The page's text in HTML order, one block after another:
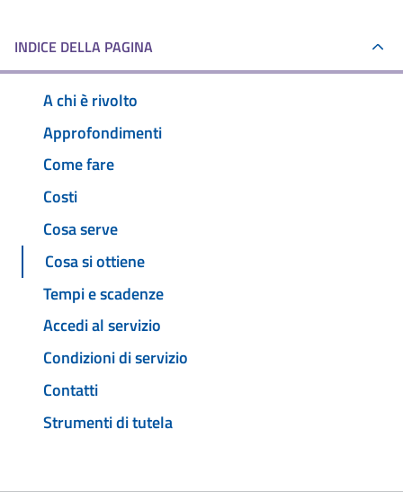
INDICE DELLA PAGINA
A chi è rivolto
Approfondimenti
Come fare
Costi
Cosa serve
Cosa si ottiene
Tempi e scadenze
Accedi al servizio
Condizioni di servizio
Contatti
Strumenti di tutela